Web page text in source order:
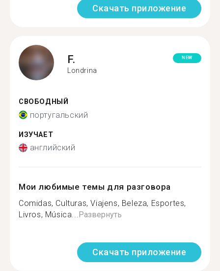
Скачать приложение
F.
Londrina
NEW
СВОБОДНЫЙ
португальский
ИЗУЧАЕТ
английский
Мои любимые темы для разговора
Comidas, Culturas, Viajens, Beleza, Esportes,
Livros, Música...Развернуть
Скачать приложение